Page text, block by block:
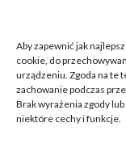
Aby zapewnić jak
cookie, do
urządzeniu. Zgoda na te
zachowanie podczas
Brak wyrażenia zgody
niektóre cechy i funkcje.